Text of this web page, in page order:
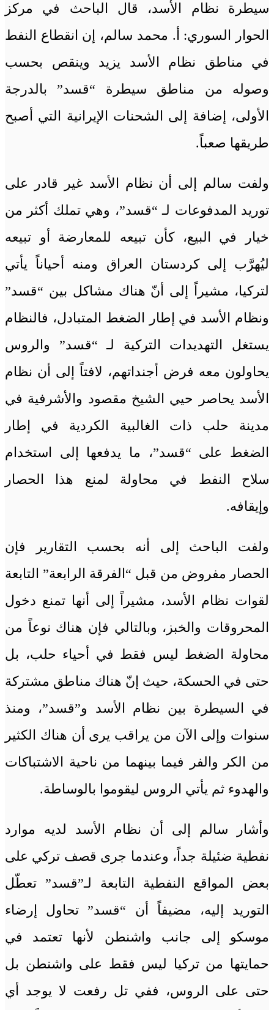
سيطرة نظام الأسد، قال الباحث في مركز
الحوار السوري: أ. محمد سالم، إن انقطاع النفط
في مناطق نظام الأسد يزيد وينقص بحسب
وصوله من مناطق سيطرة “قسد” بالدرجة
الأولى، إضافة إلى الشحنات الإيرانية التي أصبح
طريقها صعباً.
ولفت سالم إلى أن نظام الأسد غير قادر على
توريد المدفوعات لـ “قسد”، وهي تملك أكثر من
خيار في البيع، كأن تبيعه للمعارضة أو تبيعه
ليُهرَّب إلى كردستان العراق ومنه أحياناً يأتي
لتركيا، مشيراً إلى أنّ هناك مشاكل بين “قسد”
ونظام الأسد في إطار الضغط المتبادل، فالنظام
يستغل التهديدات التركية لـ “قسد” والروس
يحاولون معه فرض أجنداتهم، لافتاً إلى أن نظام
الأسد يحاصر حيي الشيخ مقصود والأشرفية في
مدينة حلب ذات الغالبية الكردية في إطار
الضغط على “قسد”، ما يدفعها إلى استخدام
سلاح النفط في محاولة لمنع هذا الحصار
وإيقافه.
ولفت الباحث إلى أنه بحسب التقارير فإن
الحصار مفروض من قبل “الفرقة الرابعة” التابعة
لقوات نظام الأسد، مشيراً إلى أنها تمنع دخول
المحروقات والخبز، وبالتالي فإن هناك نوعاً من
محاولة الضغط ليس فقط في أحياء حلب، بل
حتى في الحسكة، حيث إنّ هناك مناطق مشتركة
في السيطرة بين نظام الأسد و”قسد”، ومنذ
سنوات وإلى الآن من يراقب يرى أن هناك الكثير
من الكر والفر فيما بينهما من ناحية الاشتباكات
والهدوء ثم يأتي الروس ليقوموا بالوساطة.
وأشار سالم إلى أن نظام الأسد لديه موارد
نفطية ضئيلة جداً، وعندما جرى قصف تركي على
بعض المواقع النفطية التابعة لـ”قسد” تعطّل
التوريد إليه، مضيفاً أن “قسد” تحاول إرضاء
موسكو إلى جانب واشنطن لأنها تعتمد في
حمايتها من تركيا ليس فقط على واشنطن بل
حتى على الروس، ففي تل رفعت لا يوجد أي